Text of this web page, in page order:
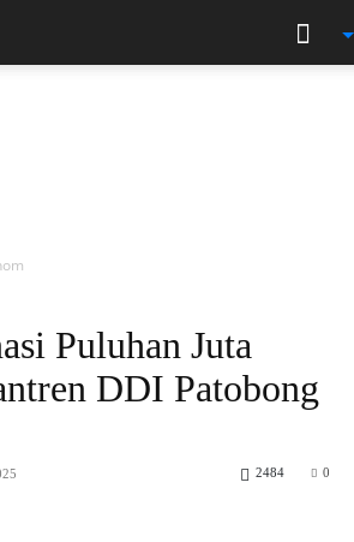
Puluhan Juta
DDI Patobong
0
2484